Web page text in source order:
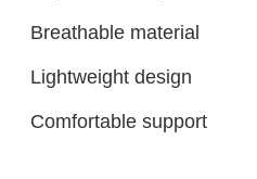
Breathable material
Lightweight design
Comfortable support